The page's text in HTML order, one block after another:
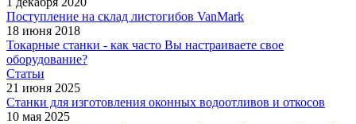
Поступление на склад листогибов VanMark
18 июня 2018
Токарные станки - как часто Вы настраиваете свое
оборудование?
Статьи
21 июня 2025
Станки для изготовления оконных водоотливов и откосов
10 мая 2025